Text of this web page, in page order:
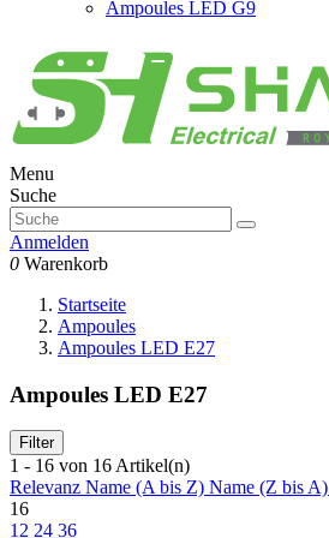
Ampoules LED G9
Menu
Suche
Anmelden
0 Warenkorb
Startseite
Ampoules
Ampoules LED E27
Ampoules LED E27
Filter
1 - 16 von 16 Artikel(n)
Relevanz Name (A bis Z) Name (Z bis A)
16
12 24 36